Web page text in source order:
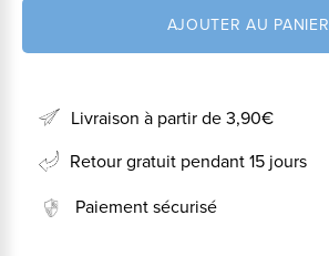
AJOUTER AU PANIER
Livraison à partir de 3,90€
Retour gratuit pendant 15 jours
Paiement sécurisé